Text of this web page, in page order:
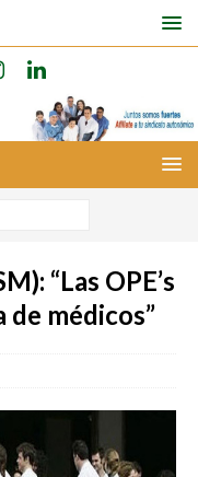
“Las OPE’s
médicos”